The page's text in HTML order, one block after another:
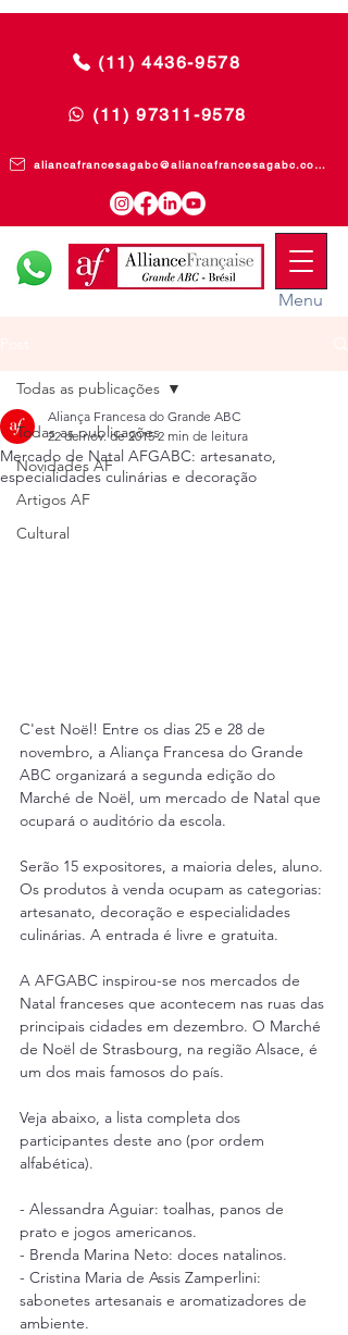
(11) 4436-9578
(11) 97311-9578
aliancafrancesagabc@aliancafrancesagabc.com.br
Menu
Todas as publicações
Novidades AF
Artigos AF
Cultural
Todas as publicações
Mercado de Natal AFGABC: artesanato,
especialidades culinárias e decoração
Aliança Francesa do Grande ABC
22 de nov. de 2015 2 min de leitura
C'est Noël! Entre os dias 25 e 28 de
novembro, a Aliança Francesa do Grande
ABC organizará a segunda edição do
Marché de Noël, um mercado de Natal que
ocupará o auditório da escola.
Serão 15 expositores, a maioria deles, aluno.
Os produtos à venda ocupam as categorias:
artesanato, decoração e especialidades
culinárias. A entrada é livre e gratuita.
A AFGABC inspirou-se nos mercados de
Natal franceses que acontecem nas ruas das
principais cidades em dezembro. O Marché
de Noël de Strasbourg, na região Alsace, é
um dos mais famosos do país.
Veja abaixo, a lista completa dos
participantes deste ano (por ordem
alfabética).
- Alessandra Aguiar: toalhas, panos de
prato e jogos americanos.
- Brenda Marina Neto: doces natalinos.
- Cristina Maria de Assis Zamperlini:
sabonetes artesanais e aromatizadores de
ambiente.